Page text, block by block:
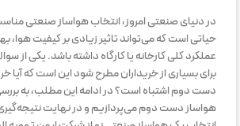
در دنیای صنعتی امروز، انتخاب هواساز صنعتی
حیاتی است که می‌تواند تاثیر زیادی بر کیفیت هوا،
عملکرد کلی کارخانه یا کارگاه داشته باشد. یکی از
برای بسیاری از خریداران مطرح شود این است که آیا
دست دوم اشتباه است؟ در ادامه این مطلب، به
هواساز دست دوم می‌پردازیم و در نهایت